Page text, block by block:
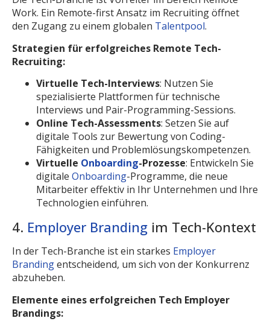
Work. Ein Remote-first Ansatz im Recruiting öffnet
den Zugang zu einem globalen Talentpool.
Strategien für erfolgreiches Remote Tech-
Recruiting:
Virtuelle Tech-Interviews: Nutzen Sie
spezialisierte Plattformen für technische
Interviews und Pair-Programming-Sessions.
Online Tech-Assessments: Setzen Sie auf
digitale Tools zur Bewertung von Coding-
Fähigkeiten und Problemlösungskompetenzen.
Virtuelle Onboarding-Prozesse: Entwickeln Sie
digitale Onboarding-Programme, die neue
Mitarbeiter effektiv in Ihr Unternehmen und Ihre
Technologien einführen.
4. Employer Branding im Tech-Kontext
In der Tech-Branche ist ein starkes Employer
Brandingentscheidend, um sich von der Konkurrenz
abzuheben.
Elemente eines erfolgreichen Tech Employer
Brandings: